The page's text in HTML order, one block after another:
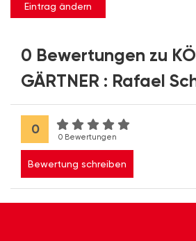
Eintrag ändern
0 Bewertungen zu
GÄRTNER : Rafael
0
0 Bewertungen
Bewertung schreiben